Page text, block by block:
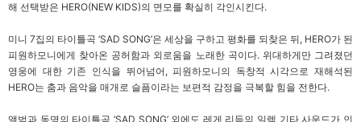
해 선택받은 HERO(NEW KIDS)의 면모를 확실히 각인시킨다.
미니 7집의 타이틀곡 ‘SAD SONG’은 세상을 구하고 평화를 되찾은 뒤, HERO가 된
피원하모니에게 찾아온 공허함과 외로움을 노래한 곡이다. 위대하게만 그려졌던
영웅에 대한 기존 인식을 뛰어넘어, 피원하모니의 독창적 시각으로 재해석된
HERO는 춤과 음악을 매개로 슬픔이라는 보편적 감정을 극복할 힘을 전한다.
앨범과 동명의 타이틀곡 ‘SAD SONG’ 외에도 레게 리듬의 일렉 기타 사운드가 인